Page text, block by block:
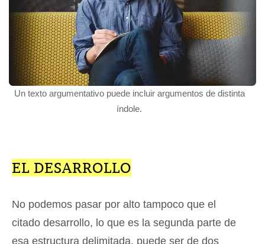
Un texto argumentativo puede incluir argumentos de distinta
índole.
EL DESARROLLO
No podemos pasar por alto tampoco que el
citado desarrollo, lo que es la segunda parte de
esa estructura delimitada, puede ser de dos